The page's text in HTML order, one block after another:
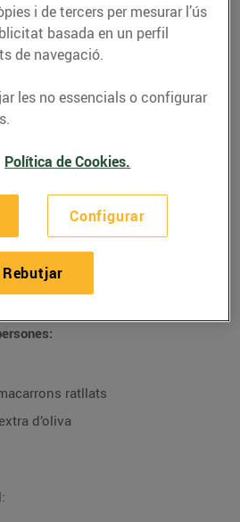
al pesto
ratllats
d’oliva
i de tercers per mesurar l’ús
basada en un perfil
de navegació.
les no essencials o configurar
Política de Cookies.
Configurar
Rebutjar